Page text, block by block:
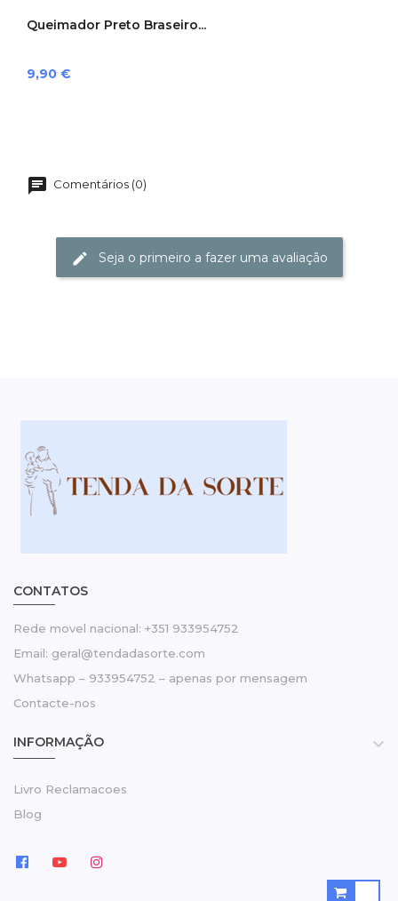
Queimador Preto Braseiro...
Preço
9,90 €
Comentários (0)
Seja o primeiro a fazer uma avaliação
CONTATOS
Rede movel nacional: +351 933954752
Email: geral@tendadasorte.com
Whatsapp – 933954752 – apenas por mensagem
Contacte-nos
INFORMAÇÃO 
Livro Reclamacoes
Blog